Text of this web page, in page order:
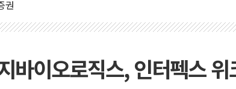
권
바이오로직스, 인터펙스